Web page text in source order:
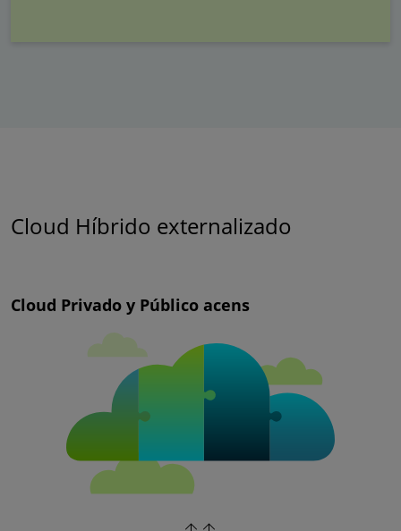
Cloud Híbrido externalizado
Cloud Privado y Público acens